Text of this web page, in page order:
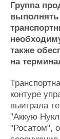
Компании
Репутация
Работа
Крюинг
Журнал
Выставки
Личности
Группа
выполнять
также
на
контуре
выиграла
"Аккую
"Росатом",